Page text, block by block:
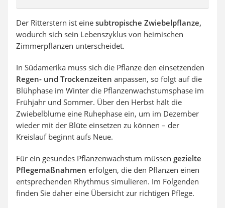
Der Ritterstern ist eine subtropische Zwiebelpflanze,
wodurch sich sein Lebenszyklus von heimischen
Zimmerpflanzen unterscheidet.
In Südamerika muss sich die Pflanze den einsetzenden
Regen- und Trockenzeiten anpassen, so folgt auf die
Blühphase im Winter die Pflanzenwachstumsphase im
Frühjahr und Sommer. Über den Herbst hält die
Zwiebelblume eine Ruhephase ein, um im Dezember
wieder mit der Blüte einsetzen zu können – der
Kreislauf beginnt aufs Neue.
Für ein gesundes Pflanzenwachstum müssen gezielte
Pflegemaßnahmen erfolgen, die den Pflanzen einen
entsprechenden Rhythmus simulieren. Im Folgenden
finden Sie daher eine Übersicht zur richtigen Pflege.